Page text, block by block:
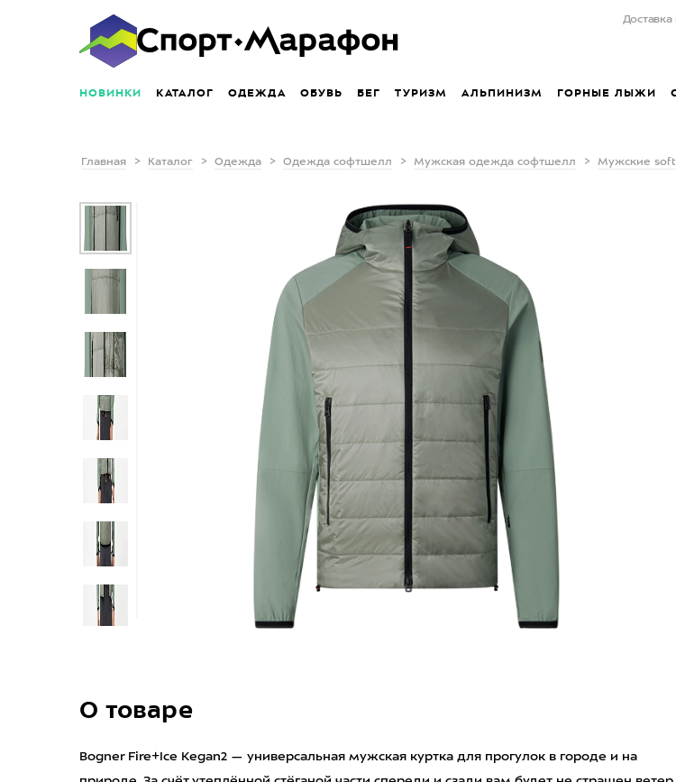
Доставка
НОВИНКИ КАТАЛОГ ОДЕЖДА ОБУВЬ БЕГ ТУРИЗМ АЛЬПИНИЗМ ГОРНЫЕ ЛЫЖИ
Главная Каталог Одежда Одежда софтшелл Мужская одежда софтшелл Мужские
О товаре
Bogner Fire+Ice Kegan2 — универсальная мужская куртка для прогулок в городе и на